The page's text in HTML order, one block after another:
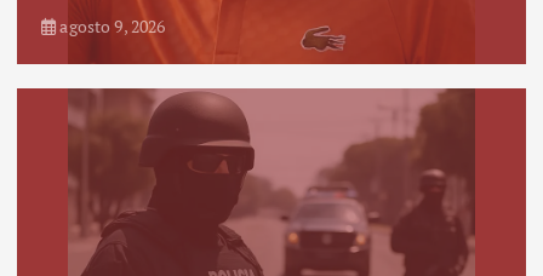
agosto 9, 2026